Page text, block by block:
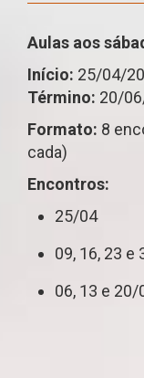
Aulas aos
Início: 25/04/
Término: 20/
Formato: 8
cada)
Encontros:
25/04
09, 16, 23 e
06, 13 e 20/